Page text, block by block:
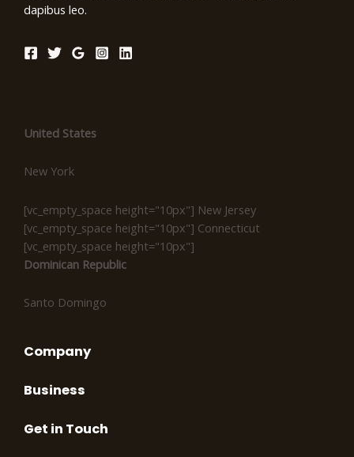
dapibus leo.
United States
New York
[vc_empty_space height="10px"] New Jersey
[vc_empty_space height="10px"] Connecticut
[vc_empty_space height="10px"]
Dominican Republic
Santo Domingo
Company
Business
Get in Touch